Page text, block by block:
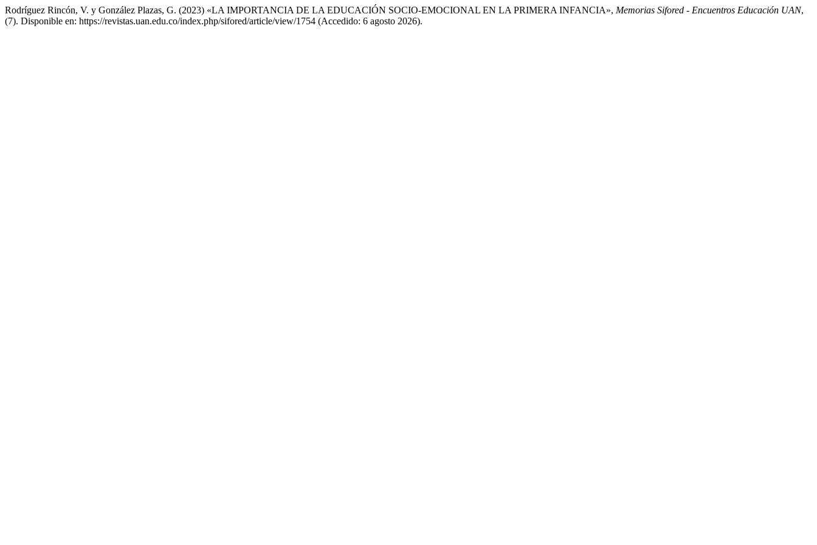
Rodríguez Rincón, V. y González Plazas, G. (2023) «LA IMPORTANCIA DE LA EDUCACIÓN SOCIO-EMOCIONAL EN LA PRIMERA INFANCIA», Memorias Sifored - Encuentros Educación UAN,
(7). Disponible en: https://revistas.uan.edu.co/index.php/sifored/article/view/1754 (Accedido: 6 agosto 2026).